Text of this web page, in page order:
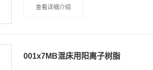
查看详细介绍
001x7MB混床用阳离子树脂